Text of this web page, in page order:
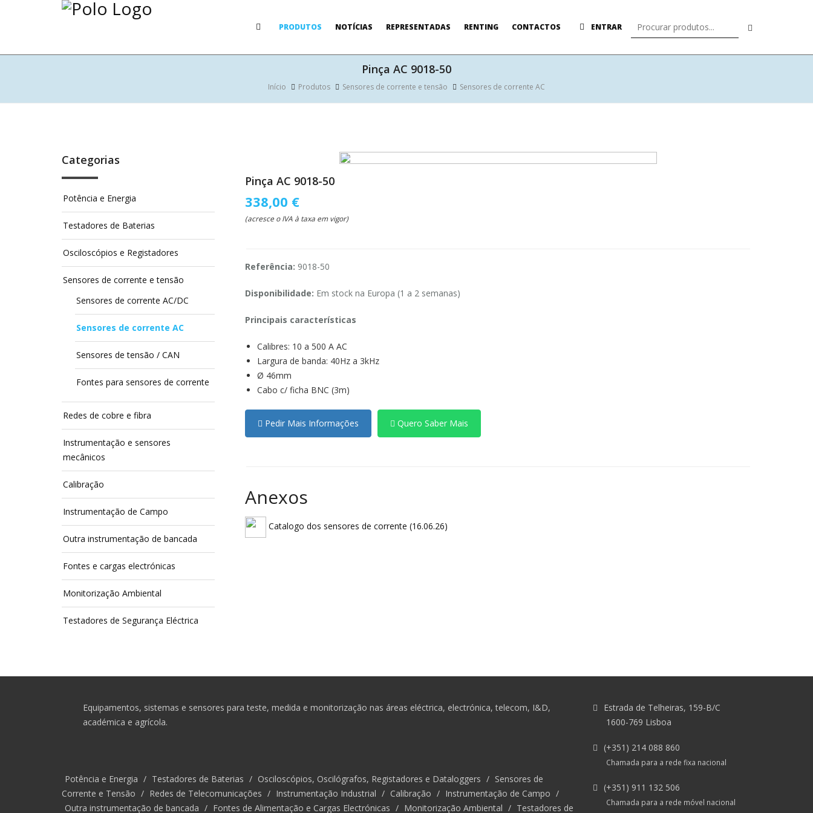
PRODUTOS NOTÍCIAS REPRESENTADAS RENTING CONTACTOS ENTRAR
Pinça AC 9018-50
Início Produtos Sensores de corrente e tensão Sensores de corrente AC
Pinça AC 9018-50
338,00 €
(acresce o IVA à taxa em vigor)
Referência: 9018-50
Disponibilidade: Em stock na Europa (1 a 2 semanas)
Principais características
Calibres: 10 a 500 A AC
Largura de banda: 40Hz a 3kHz
Ø 46mm
Cabo c/ ficha BNC (3m)
Pedir Mais Informações Quero Saber Mais
Anexos
Catalogo dos sensores de corrente (16.06.26)
Categorias
Potência e Energia
Testadores de Baterias
Osciloscópios e Registadores
Sensores de corrente e tensão
Sensores de corrente AC/DC
Sensores de corrente AC
Sensores de tensão / CAN
Fontes para sensores de corrente
Redes de cobre e fibra
Instrumentação e sensores
mecânicos
Calibração
Instrumentação de Campo
Outra instrumentação de bancada
Fontes e cargas electrónicas
Monitorização Ambiental
Testadores de Segurança Eléctrica
Equipamentos, sistemas e sensores para teste, medida e monitorização nas áreas eléctrica, electrónica, telecom, I&D,
académica e agrícola.
Potência e Energia / Testadores de Baterias / Osciloscópios, Oscilógrafos, Registadores e Dataloggers / Sensores de
Corrente e Tensão / Redes de Telecomunicações / Instrumentação Industrial / Calibração / Instrumentação de Campo /
Outra instrumentação de bancada / Fontes de Alimentação e Cargas Electrónicas / Monitorização Ambiental / Testadores de
Estrada de Telheiras, 159-B/C
1600-769 Lisboa
(+351) 214 088 860
Chamada para a rede fixa nacional
(+351) 911 132 506
Chamada para a rede móvel nacional